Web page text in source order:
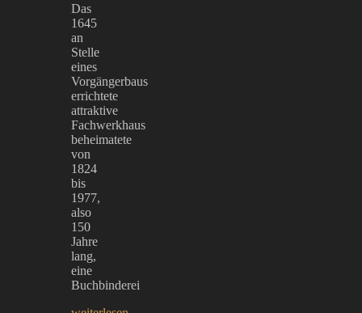
Das
1645
an
Stelle
eines
Vorgängerbaus
errichtete
attraktive
Fachwerkhaus
beheimatete
von
1824
bis
1977,
also
150
Jahre
lang,
eine
Buchbinderei